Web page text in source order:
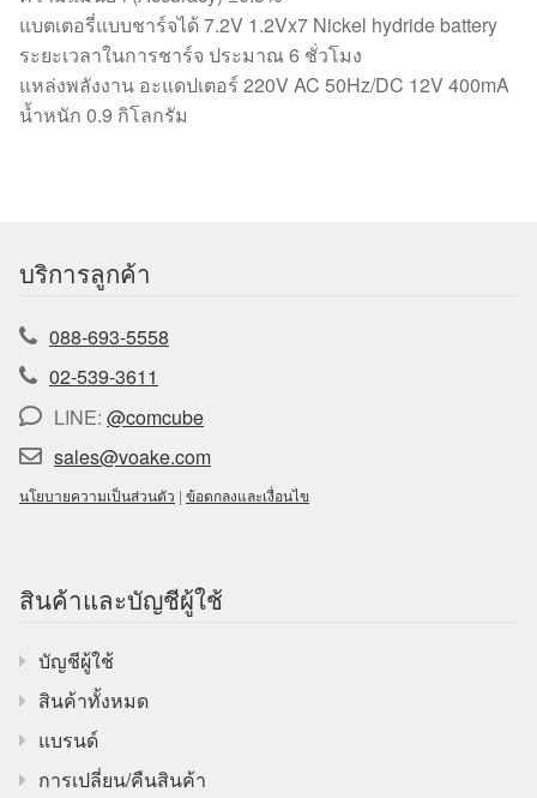
แบตเตอรี่แบบชาร์จได้ 7.2V 1.2Vx7 Nickel hydride battery
ระยะเวลาในการชาร์จ ประมาณ 6 ชั่วโมง
แหล่งพลังงาน อะแดปเตอร์ 220V AC 50Hz/DC 12V 400mA
น้ำหนัก 0.9 กิโลกรัม
บริการลูกค้า
088-693-5558
02-539-3611
LINE: @comcube
sales@voake.com
นโยบายความเป็นส่วนตัว | ข้อตกลงและเงื่อนไข
สินค้าและบัญชีผู้ใช้
บัญชีผู้ใช้
สินค้าทั้งหมด
แบรนด์
การเปลี่ยน/คืนสินค้า